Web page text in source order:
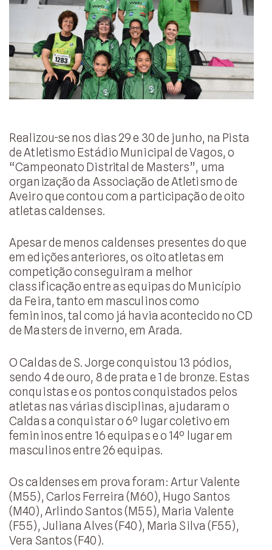
Realizou-se nos dias 29 e 30 de junho, na Pista
de Atletismo Estádio Municipal de Vagos, o
“Campeonato Distrital de Masters”, uma
organização da Associação de Atletismo de
Aveiro que contou com a participação de oito
atletas caldenses.
Apesar de menos caldenses presentes do que
em edições anteriores, os oito atletas em
competição conseguiram a melhor
classificação entre as equipas do Município
da Feira, tanto em masculinos como
femininos, tal como já havia acontecido no CD
de Masters de inverno, em Arada.
O Caldas de S. Jorge conquistou 13 pódios,
sendo 4 de ouro, 8 de prata e 1 de bronze. Estas
conquistas e os pontos conquistados pelos
atletas nas várias disciplinas, ajudaram o
Caldas a conquistar o 6º lugar coletivo em
femininos entre 16 equipas e o 14º lugar em
masculinos entre 26 equipas.
Os caldenses em prova foram: Artur Valente
(M55), Carlos Ferreira (M60), Hugo Santos
(M40), Arlindo Santos (M55), Maria Valente
(F55), Juliana Alves (F40), Maria Silva (F55),
Vera Santos (F40).